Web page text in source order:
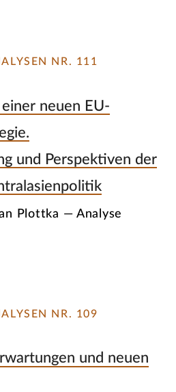
NR. 111
neuen EU-
und Perspektiven der
Plottka — Analyse
NR. 109
und neuen